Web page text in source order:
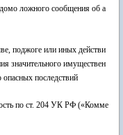
ложного сообщения об а
поджоге или иных действи
значительного имуществен
последствий
по ст. 204 УК РФ («Комме